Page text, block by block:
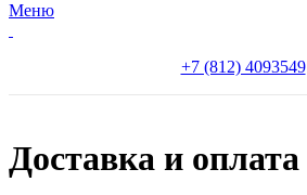
Меню
+7 (812) 4093549
Доставка и оплата